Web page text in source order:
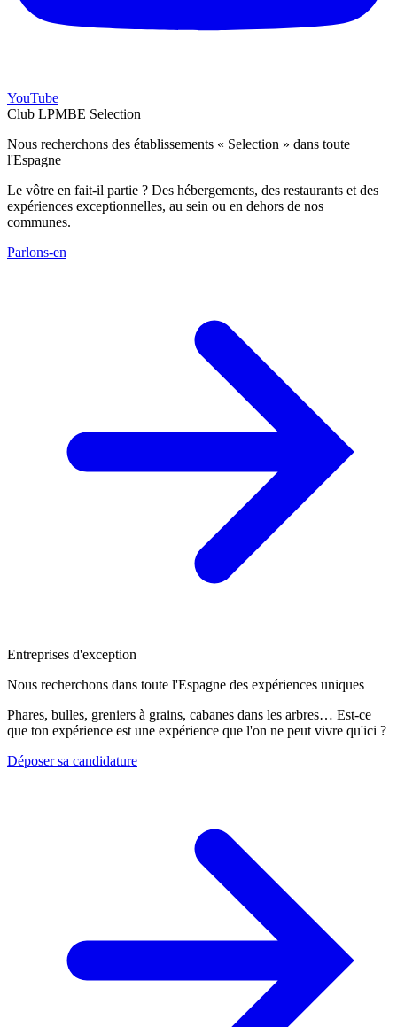
YouTube
Club LPMBE Selection
Nous recherchons des établissements « Selection » dans toute
l'Espagne
Le vôtre en fait-il partie ? Des hébergements, des restaurants et des
expériences exceptionnelles, au sein ou en dehors de nos
communes.
Parlons-en
Entreprises d'exception
Nous recherchons dans toute l'Espagne des expériences uniques
Phares, bulles, greniers à grains, cabanes dans les arbres… Est-ce
que ton expérience est une expérience que l'on ne peut vivre qu'ici ?
Déposer sa candidature